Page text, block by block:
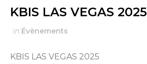
KBIS LAS VEGAS 2025
in Évènements
KBIS LAS VEGAS 2025